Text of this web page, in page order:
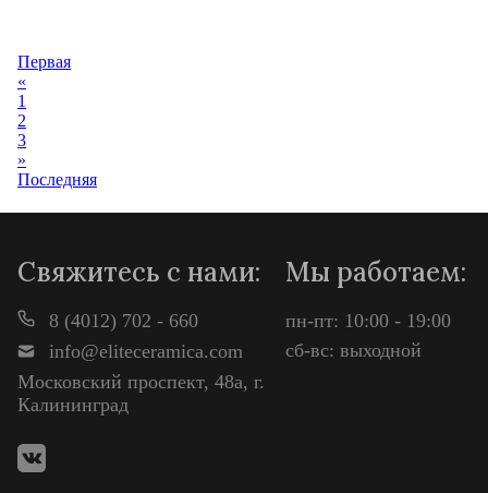
Первая
«
1
2
3
»
Последняя
Свяжитесь с нами:
8 (4012) 702 - 660
info@eliteceramica.com
Московский проспект, 48а, г.
Калининград
Мы работаем:
пн-пт: 10:00 - 19:00
сб-вс: выходной